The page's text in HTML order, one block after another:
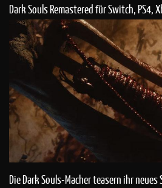
Dark Souls Remastered für Switch, PS4,
angekündigt
Die Dark Souls-Macher teasern ihr neues